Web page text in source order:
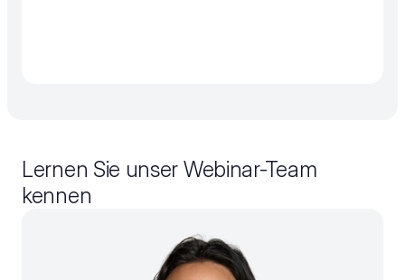
Lernen Sie unser Webinar-Team
kennen